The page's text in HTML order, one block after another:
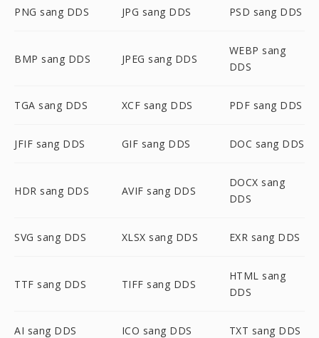
PNG sang DDS JPG sang DDS PSD sang DDS
BMP sang DDS JPEG sang DDS
WEBP sang
DDS
TGA sang DDS XCF sang DDS PDF sang DDS
JFIF sang DDS GIF sang DDS DOC sang DDS
HDR sang DDS AVIF sang DDS
DOCX sang
DDS
SVG sang DDS XLSX sang DDS EXR sang DDS
TTF sang DDS TIFF sang DDS
HTML sang
DDS
AI sang DDS ICO sang DDS TXT sang DDS